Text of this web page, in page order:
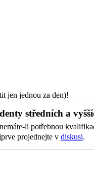
jen jednou za den)!
středních a
li potřebnou
projednejte v diskusi.